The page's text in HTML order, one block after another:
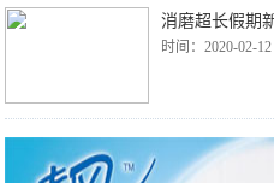
消磨超长假期
时间：2020-02-12